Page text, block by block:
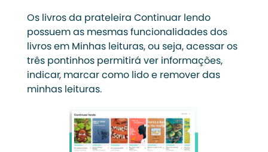
Os livros da prateleira Continuar lendo
possuem as mesmas funcionalidades dos
livros em Minhas leituras, ou seja, acessar os
três pontinhos permitirá ver informações,
indicar, marcar como lido e remover das
minhas leituras.